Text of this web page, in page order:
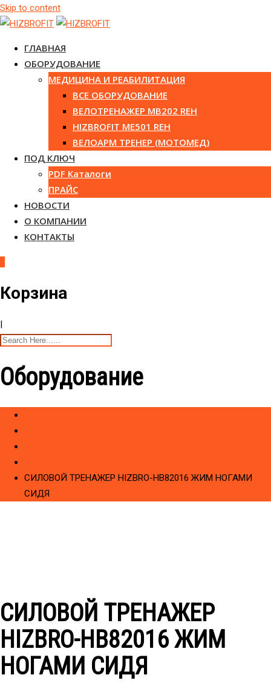
Skip to content
ГЛАВНАЯ
ОБОРУДОВАНИЕ
МЕДИЦИНА И РЕАБИЛИТАЦИЯ
ВСЕ ОБОРУДОВАНИЕ
ВЕЛОТРЕНАЖЕР MB202 REH
HIZBROFIT ME501 REH
ВЕЛОАРМ ТРЕНЕР (МОТОМЕД)
ПОД КЛЮЧ
PDF Каталоги
ПРАЙС
НОВОСТИ
О КОМПАНИИ
КОНТАКТЫ
Корзина
Оборудование
СИЛОВОЙ ТРЕНАЖЕР HIZBRO-HB82016 ЖИМ НОГАМИ
СИДЯ
СИЛОВОЙ ТРЕНАЖЕР
HIZBRO-HB82016 ЖИМ
НОГАМИ СИДЯ